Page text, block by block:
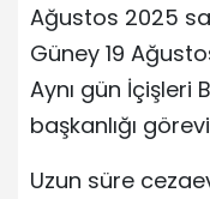
Ağustos 2025
Güney 19
Aynı gün İçişleri
başkanlığı
Uzun süre